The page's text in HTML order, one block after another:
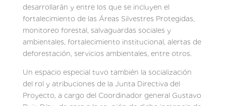
desarrollarán y entre los que se incluyen el
fortalecimiento de las Áreas Silvestres Protegidas,
monitoreo forestal, salvaguardas sociales y
ambientales, fortalecimiento institucional, alertas de
deforestación, servicios ambientales, entre otros.
Un espacio especial tuvo también la socialización
del rol y atribuciones de la Junta Directiva del
Proyecto, a cargo del Coordinador general Gustavo